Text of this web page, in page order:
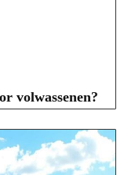
volwassenen?